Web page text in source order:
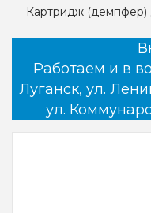
Картридж
Работаем и в
Луганск, ул.
ул.